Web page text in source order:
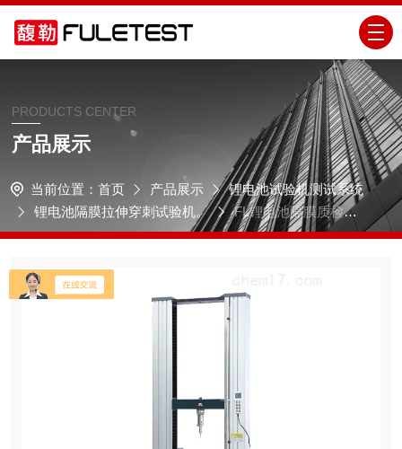
PRODUCTS CENTER
产品展示
当前位置： 首页 产品展示
锂电池试验机测试系统
锂电池隔膜拉伸穿刺试验机。
FL锂电池隔膜质检用
穿刺试验机